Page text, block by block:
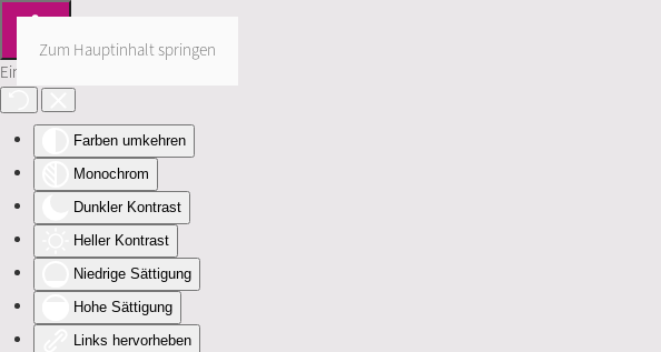
Eingabehilfen öffnen
Farben umkehren
Monochrom
Dunkler Kontrast
Heller Kontrast
Niedrige Sättigung
Hohe Sättigung
Links hervorheben
Zum Hauptinhalt springen